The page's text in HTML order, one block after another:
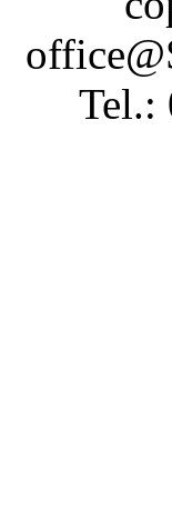
Tel.: